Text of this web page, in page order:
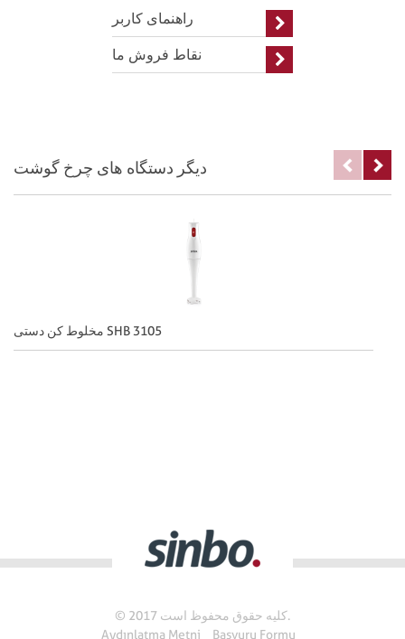
راهنمای کاربر
نقاط فروش ما
دیگر دستگاه های چرخ گوشت
مخلوط کن دستی SHB 3105
© 2017 کلیه حقوق محفوظ است.
Aydınlatma Metni
Başvuru Formu